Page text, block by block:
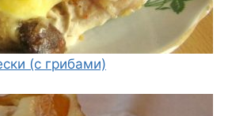
(с грибами)